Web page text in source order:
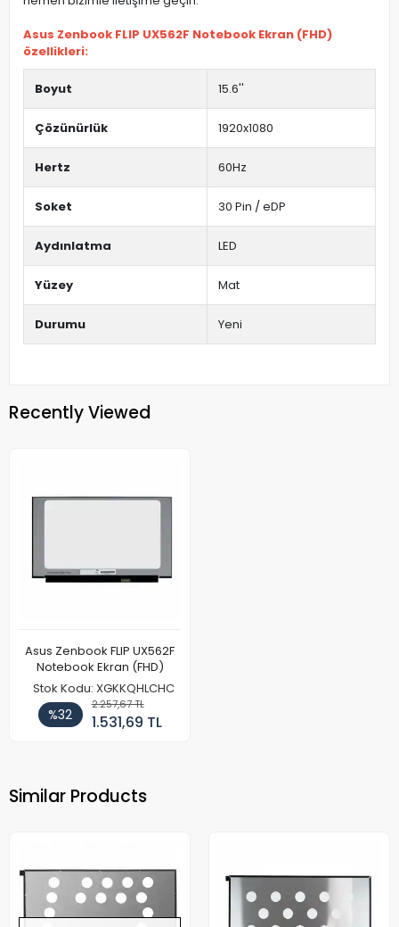
Asus Zenbook FLIP UX562F Notebook Ekran (FHD)
özellikleri:
Boyut 15.6''
Çözünürlük 1920x1080
Hertz 60Hz
Soket 30 Pin / eDP
Aydınlatma LED
Yüzey Mat
Durumu Yeni
Recently Viewed
Asus Zenbook FLIP UX562F
Notebook Ekran (FHD)
Stok Kodu: XGKKQHLCHC
%32
2.257,67 TL
1.531,69 TL
Similar Products